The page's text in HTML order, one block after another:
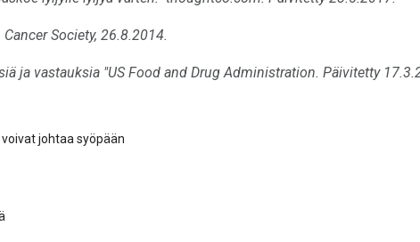
Society, 26.8.2014.
ja vastauksia "US Food and Drug Administration. Päivitetty
johtaa syöpään